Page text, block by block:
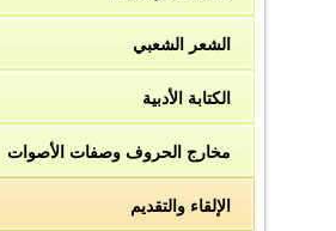
الشعر الشعبي
الكتابة الأدبية
مخارج الحروف وصفات الأصوات
الإلقاء والتقديم